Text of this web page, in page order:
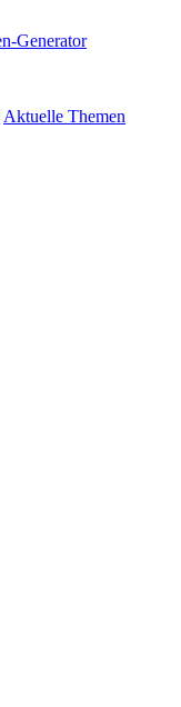
Aktuelle Themen